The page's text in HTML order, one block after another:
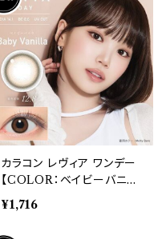
水 裸眼風 自然
カラコン レヴィア ワンデー
【COLOR：ベイビーバニラ】
1箱10枚入 度あり 14.1mm
キムチェウォン ReVIA 1da
¥1,716